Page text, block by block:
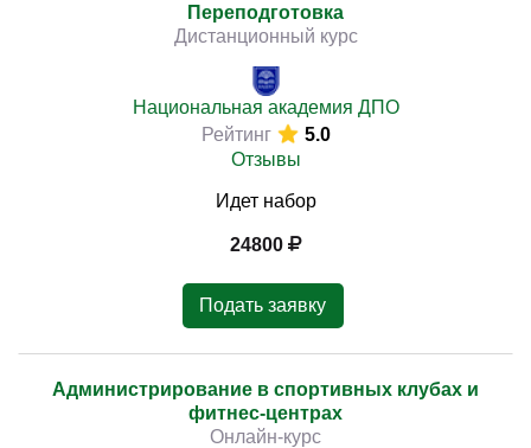
Переподготовка
Дистанционный курс
Национальная академия ДПО
Рейтинг
5.0
Отзывы
Идет набор
24800
Подать заявку
Администрирование в спортивных клубах и
фитнес-центрах
Онлайн-курс